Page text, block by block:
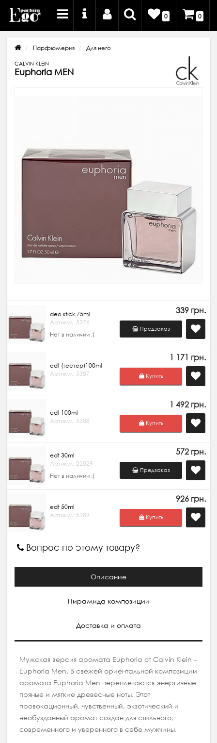
0 0
Парфюмерия Для него
CALVIN KLEIN
Euphoria MEN
deo stick 75ml
Артикул: 5376
Нет в наличии :(
339 грн.
Предзаказ
edt (тестер)100ml
Артикул: 5387
1 171 грн.
Купить
edt 100ml
Артикул: 5388
1 492 грн.
Купить
edt 30ml
Артикул: 22829
Нет в наличии :(
572 грн.
Предзаказ
edt 50ml
Артикул: 5389
926 грн.
Купить
Вопрос по этому товару?
Описание
Пирамида композиции
Доставка и оплата
Мужская версия аромата Euphoria от Calvin Klein –
Euphoria Men. В свежей ориентальной композиции
аромата Euphoria Men переплетаются энергичные
пряные и мягкие древесные ноты. Этот
провокационный, чувственный, экзотический и
необузданный аромат создан для стильного,
современного и уверенного в себе мужчины.